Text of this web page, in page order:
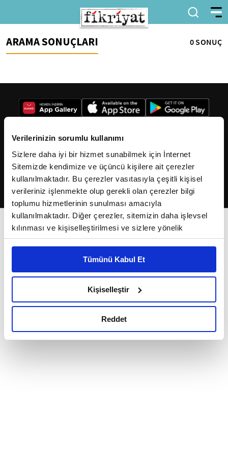
Verilerinizin sorumlu kullanımı
Sizlere daha iyi bir hizmet sunabilmek için İnternet
Sitemizde kendimize ve üçüncü kişilere ait çerezler
kullanılmaktadır. Bu çerezler vasıtasıyla çeşitli kişisel
verileriniz işlenmekte olup gerekli olan çerezler bilgi
toplumu hizmetlerinin sunulması amacıyla
kullanılmaktadır. Diğer çerezler, sitemizin daha işlevsel
kılınması ve kişiselleştirilmesi ve sizlere yönelik
reklam/pazarlama faaliyetlerinin yapılması, amaçlarıyla
Çerezlere ilişkin tercihlerinizi çerez paneli vasıtasıyla
belirleyebilirsiniz. Çerezlere ilişkin detaylı bilgi için
Ayarlar butonuna tıklayabilir,Çerez Bilgilendirme
Metnimizi ziyaret edebilirsiniz.
okumak ve sitemizi ziyaretiniz kapsamında
Tümünü Kabul Et
Kişiselleştir
Reddet
ARAMA SONUÇLARI 0 SONUÇ
2026Fikriyat. Tüm hakları saklıdır.